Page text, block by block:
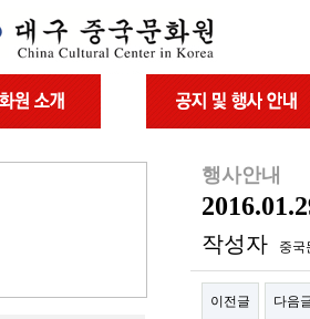
행사안내
작성자 중국
이전글 다음